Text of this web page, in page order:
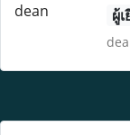
ผู้